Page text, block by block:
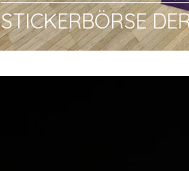
STICKERBÖRSE